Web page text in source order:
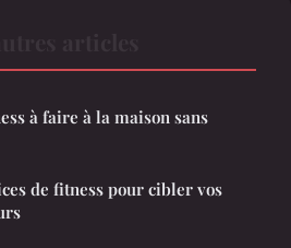
à faire à la maison sans
de fitness pour cibler vos